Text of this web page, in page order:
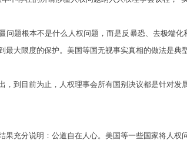
题根本不是什么人权问题，而是反暴恐、去极端化
最大限度的保护。美国等国无视事实真相的做法是典
到目前为止，人权理事会所有国别决议都是针对发
充分说明：公道自在人心。美国等一些国家将人权问